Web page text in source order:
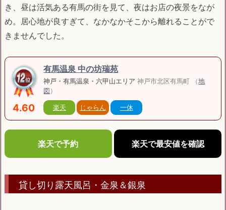
き、昼は活気ある有馬の街を見て、夜はお店の夜景をなが
め。居心地が良すぎて、なかなかそこから離れることがで
きませんでした。
4.60
有馬温泉 中の坊瑞苑
神戸・有馬温泉・六甲山エリア神戸市北区有馬町 （地
図）
楽天 じゃらん 一休
楽天で予約 楽天で最安値を確認
貸し切り露天風呂・金泉＆銀泉